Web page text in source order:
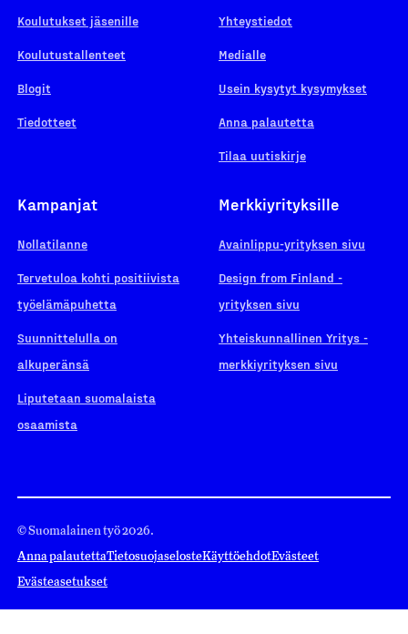
Koulutukset jäsenille
Koulutustallenteet
Blogit
Tiedotteet
Yhteystiedot
Medialle
Usein kysytyt kysymykset
Anna palautetta
Tilaa uutiskirje
Kampanjat
Nollatilanne
Tervetuloa kohti positiivista
työelämäpuhetta
Suunnittelulla on
alkuperänsä
Liputetaan suomalaista
osaamista
Merkkiyrityksille
Avainlippu-yrityksen sivu
Design from Finland -
yrityksen sivu
Yhteiskunnallinen Yritys -
merkkiyrityksen sivu
© Suomalainen työ 2026.
Anna palautettaTietosuojaselosteKäyttöehdotEvästeet
Evästeasetukset